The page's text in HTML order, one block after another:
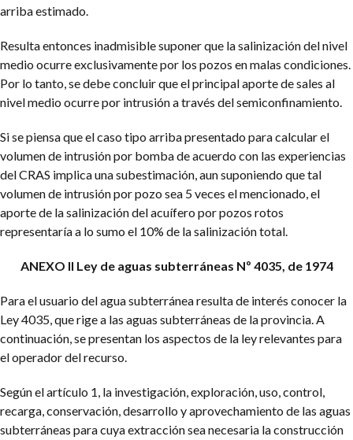
arriba estimado.
Resulta entonces inadmisible suponer que la salinización del nivel
medio ocurre exclusivamente por los pozos en malas condiciones.
Por lo tanto, se debe concluir que el principal aporte de sales al
nivel medio ocurre por intrusión a través del semiconfinamiento.
Si se piensa que el caso tipo arriba presentado para calcular el
volumen de intrusión por bomba de acuerdo con las experiencias
del CRAS implica una subestimación, aun suponiendo que tal
volumen de intrusión por pozo sea 5 veces el mencionado, el
aporte de la salinización del acuífero por pozos rotos
representaría a lo sumo el 10% de la salinización total.
ANEXO II Ley de aguas subterráneas Nº 4035, de 1974
Para el usuario del agua subterránea resulta de interés conocer la
Ley 4035, que rige a las aguas subterráneas de la provincia. A
continuación, se presentan los aspectos de la ley relevantes para
el operador del recurso.
Según el artículo 1, la investigación, exploración, uso, control,
recarga, conservación, desarrollo y aprovechamiento de las aguas
subterráneas para cuya extracción sea necesaria la construcción